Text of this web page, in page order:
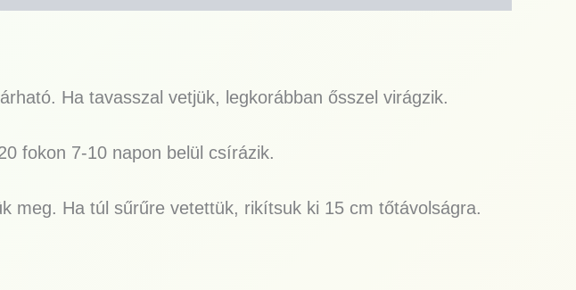
Ha tavasszal vetjük, legkorábban ősszel virágzik.
fokon 7-10 napon belül csírázik.
meg. Ha túl sűrűre vetettük, rikítsuk ki 15 cm tőtávolságra.